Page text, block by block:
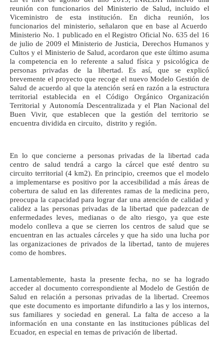
reunión con funcionarios del Ministerio de Salud, incluido el
Viceministro de esta institución. En dicha reunión, los
funcionarios del ministerio, señalaron que en base al Acuerdo
Ministerio No. 1 publicado en el Registro Oficial No. 635 del 16
de julio de 2009 el Ministerio de Justicia, Derechos Humanos y
Cultos y el Ministerio de Salud, acordaron que este último asuma
la competencia en lo referente a salud física y psicológica de
personas privadas de la libertad. Es así, que se explicó
brevemente el proyecto que recoge el nuevo Modelo Gestión de
Salud de acuerdo al que la atención será en razón a la estructura
territorial establecida en el Código Orgánico Organización
Territorial y Autonomía Descentralizada y el Plan Nacional del
Buen Vivir, que establecen que la gestión del territorio se
encuentra dividida en circuito, distrito y región.
En lo que concierne a personas privadas de la libertad cada
centro de salud tendrá a cargo la cárcel que esté dentro su
circuito territorial (4 km2). En principio, creemos que el modelo
a implementarse es positivo por la accesibilidad a más áreas de
cobertura de salud en las diferentes ramas de la medicina pero,
preocupa la capacidad para lograr dar una atención de calidad y
calidez a las personas privadas de la libertad que padezcan de
enfermedades leves, medianas o de alto riesgo, ya que este
modelo conlleva a que se cierren los centros de salud que se
encuentran en las actuales cárceles y que ha sido una lucha por
las organizaciones de privados de la libertad, tanto de mujeres
como de hombres.
Lamentablemente, hasta la presente fecha, no se ha logrado
acceder al documento correspondiente al Modelo de Gestión de
Salud en relación a personas privadas de la libertad. Creemos
que este documento es importante difundirlo a las y los internos,
sus familiares y sociedad en general. La falta de acceso a la
información en una constante en las instituciones públicas del
Ecuador, en especial en temas de privación de libertad.